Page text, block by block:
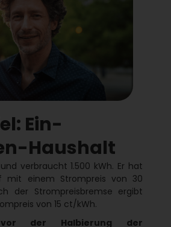
Ein-
Haushalt
verbraucht 1.500 kWh. Er hat
mit einem Strompreis von 30
der Strompreisbremse ergibt
von 15 ct/kWh.
der Halbierung der